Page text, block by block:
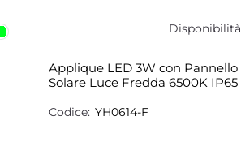
Disponibilità
Applique LED 3W con Pannello
Solare Luce Fredda 6500K IP65
Codice: YH0614-F